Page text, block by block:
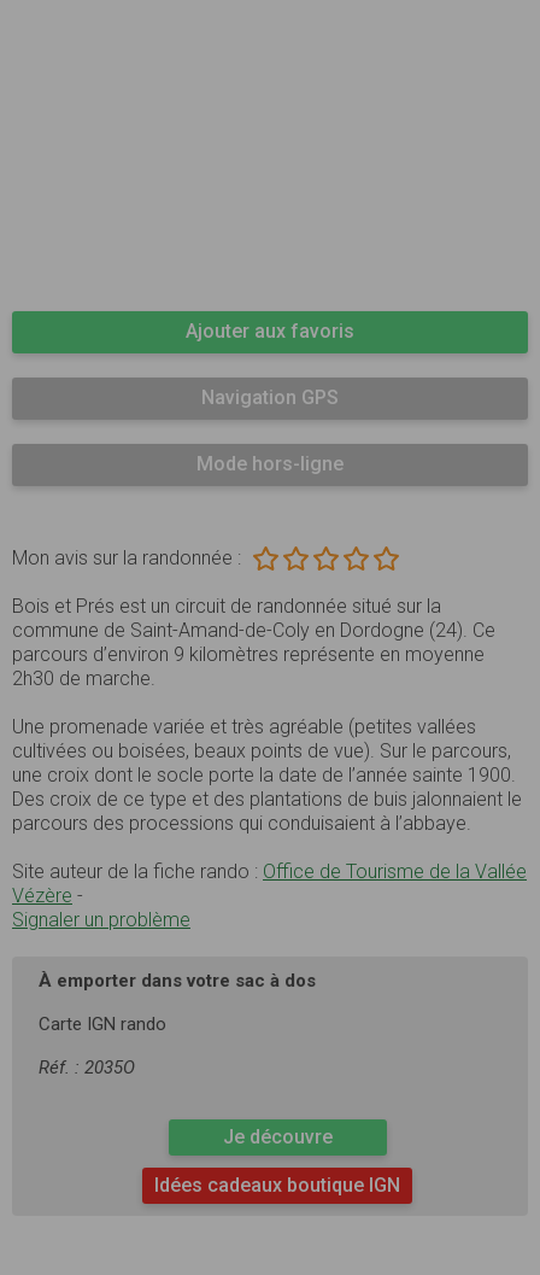
Ajouter aux favoris
Navigation GPS
Mode hors-ligne
Mon avis sur la randonnée :
Bois et Prés est un circuit de randonnée situé sur la
commune de Saint-Amand-de-Coly en Dordogne (24). Ce
parcours d’environ 9 kilomètres représente en moyenne
2h30 de marche.
Une promenade variée et très agréable (petites vallées
cultivées ou boisées, beaux points de vue). Sur le parcours,
une croix dont le socle porte la date de l’année sainte 1900.
Des croix de ce type et des plantations de buis jalonnaient le
parcours des processions qui conduisaient à l’abbaye.
Site auteur de la fiche rando : Office de Tourisme de la Vallée
Vézère -
Signaler un problème
À emporter dans votre sac à dos
Carte IGN rando
Réf. : 2035O
Je découvre
Idées cadeaux boutique IGN